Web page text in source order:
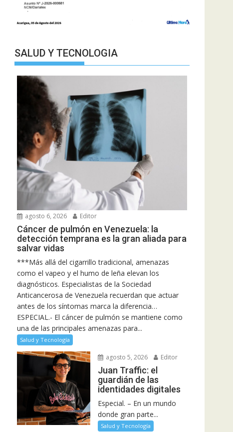
SALUD Y TECNOLOGIA
agosto 6, 2026 Editor
Cáncer de pulmón en Venezuela: la
detección temprana es la gran aliada para
salvar vidas
***Más allá del cigarrillo tradicional, amenazas
como el vapeo y el humo de leña elevan los
diagnósticos. Especialistas de la Sociedad
Anticancerosa de Venezuela recuerdan que actuar
antes de los síntomas marca la diferencia…
ESPECIAL.- El cáncer de pulmón se mantiene como
una de las principales amenazas para...
Salud y Tecnología
agosto 5, 2026 Editor
Juan Traffic: el
guardián de las
identidades digitales
Especial. – En un mundo
donde gran parte...
Salud y Tecnología